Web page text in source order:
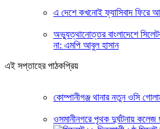
এ দেশে কখনোই ফ্যাসিবাদ ফিরে
অভ্যুত্থানোত্তর বাংলাদেশে
না: এমপি আবুল হাসান
এই সপ্তাহের পাঠকপ্রিয়
কোম্পানীগঞ্জ থানার নতুন ওসি
ওসমানীনগরে পৃথক দুর্ঘটনায় কলেজ